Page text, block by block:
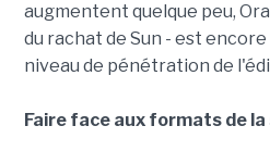
augmentent quelque peu,
du rachat de Sun - est
niveau de pénétration de
Faire face aux formats de